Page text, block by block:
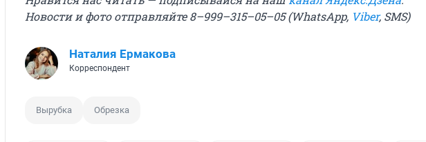
Новости и фото отправляйте 8–999–315–05–05 (WhatsApp, Viber, SMS)
Наталия Ермакова
Корреспондент
Вырубка Обрезка